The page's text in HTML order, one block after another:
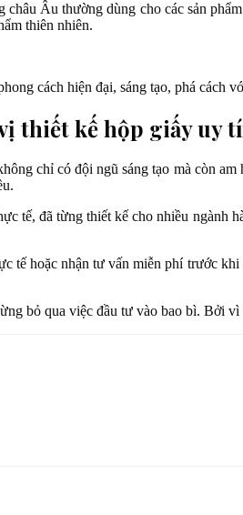
châu Âu thường dùng cho các sản
thiên nhiên.
cách hiện đại, sáng tạo, phá cách
thiết kế hộp giấy uy
chỉ có đội ngũ sáng tạo mà còn
tế, đã từng thiết kế cho nhiều ngành
tế hoặc nhận tư vấn miễn phí trước
bỏ qua việc đầu tư vào bao bì. Bởi